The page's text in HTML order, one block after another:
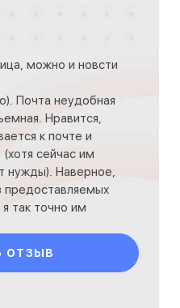
можно и новсти
Почта неудобная
Нравится,
к почте и
сейчас им
нужды). Наверное,
предоставляемых
так точно им
ОТЗЫВ